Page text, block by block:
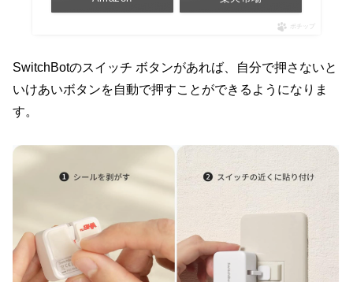
ポチップ
SwitchBotのスイッチ ボタンがあれば、自分で押さないと
いけあいボタンを自動で押すことができるようになりま
す。